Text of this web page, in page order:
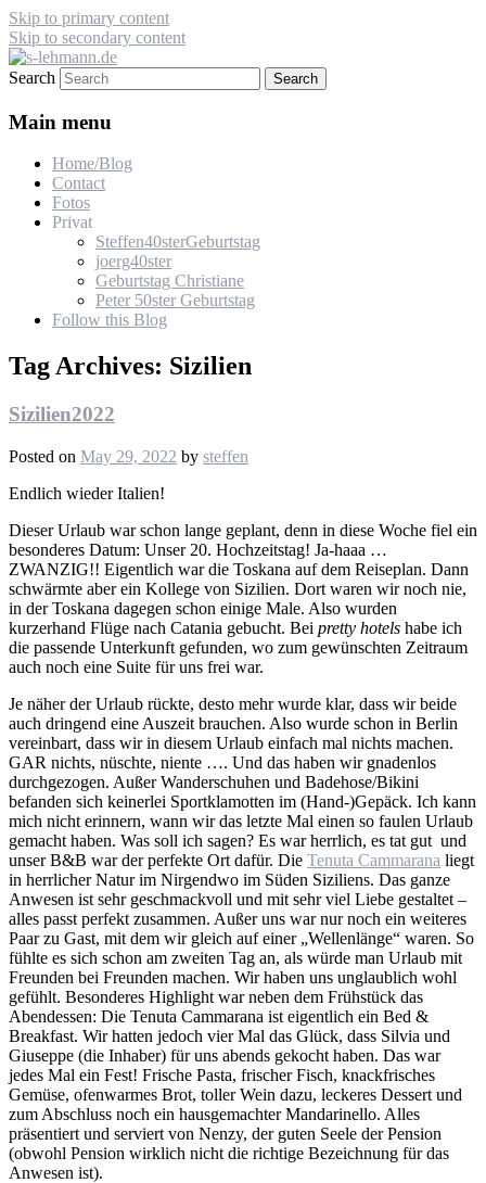
Skip to primary content
Skip to secondary content
s-lehmann.de
Search
Main menu
Home/Blog
Contact
Fotos
Privat
Steffen40sterGeburtstag
joerg40ster
Geburtstag Christiane
Peter 50ster Geburtstag
Follow this Blog
Tag Archives: Sizilien
Sizilien2022
Posted on May 29, 2022 by steffen
Endlich wieder Italien!
Dieser Urlaub war schon lange geplant, denn in diese Woche fiel ein
besonderes Datum: Unser 20. Hochzeitstag! Ja-haaa …
ZWANZIG!! Eigentlich war die Toskana auf dem Reiseplan. Dann
schwärmte aber ein Kollege von Sizilien. Dort waren wir noch nie,
in der Toskana dagegen schon einige Male. Also wurden
kurzerhand Flüge nach Catania gebucht. Bei pretty hotels habe ich
die passende Unterkunft gefunden, wo zum gewünschten Zeitraum
auch noch eine Suite für uns frei war.
Je näher der Urlaub rückte, desto mehr wurde klar, dass wir beide
auch dringend eine Auszeit brauchen. Also wurde schon in Berlin
vereinbart, dass wir in diesem Urlaub einfach mal nichts machen.
GAR nichts, nüschte, niente …. Und das haben wir gnadenlos
durchgezogen. Außer Wanderschuhen und Badehose/Bikini
befanden sich keinerlei Sportklamotten im (Hand-)Gepäck. Ich kann
mich nicht erinnern, wann wir das letzte Mal einen so faulen Urlaub
gemacht haben. Was soll ich sagen? Es war herrlich, es tat gut und
unser B&B war der perfekte Ort dafür. Die Tenuta Cammarana liegt
in herrlicher Natur im Nirgendwo im Süden Siziliens. Das ganze
Anwesen ist sehr geschmackvoll und mit sehr viel Liebe gestaltet –
alles passt perfekt zusammen. Außer uns war nur noch ein weiteres
Paar zu Gast, mit dem wir gleich auf einer „Wellenlänge“ waren. So
fühlte es sich schon am zweiten Tag an, als würde man Urlaub mit
Freunden bei Freunden machen. Wir haben uns unglaublich wohl
gefühlt. Besonderes Highlight war neben dem Frühstück das
Abendessen: Die Tenuta Cammarana ist eigentlich ein Bed &
Breakfast. Wir hatten jedoch vier Mal das Glück, dass Silvia und
Giuseppe (die Inhaber) für uns abends gekocht haben. Das war
jedes Mal ein Fest! Frische Pasta, frischer Fisch, knackfrisches
Gemüse, ofenwarmes Brot, toller Wein dazu, leckeres Dessert und
zum Abschluss noch ein hausgemachter Mandarinello. Alles
präsentiert und serviert von Nenzy, der guten Seele der Pension
(obwohl Pension wirklich nicht die richtige Bezeichnung für das
Anwesen ist).